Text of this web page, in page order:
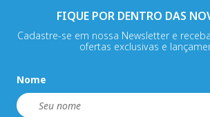
FIQUE POR DENTRO DAS
Cadastre-se em nossa Newsletter e
ofertas exclusivas e
Nome